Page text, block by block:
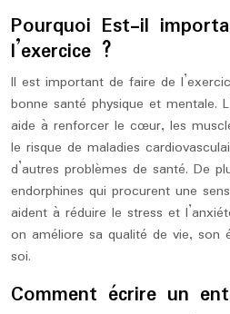
Pourquoi Est-il
l’exercice ?
Il est important de faire de
bonne santé physique et mentale.
aide à renforcer le cœur, les
le risque de maladies
d’autres problèmes de santé. De
endorphines qui procurent une
aident à réduire le stress et
on améliore sa qualité de vie, son
soi.
Comment écrire un